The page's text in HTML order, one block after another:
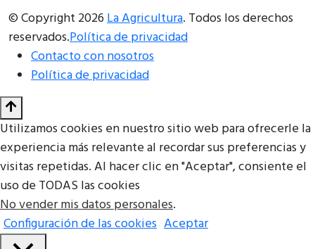
© Copyright 2026La Agricultura. Todos los derechos
reservados.Política de privacidad
Contacto con nosotros
Política de privacidad
Utilizamos cookies en nuestro sitio web para ofrecerle la
experiencia más relevante al recordar sus preferencias y
visitas repetidas. Al hacer clic en "Aceptar", consiente el
uso de TODAS las cookies
No vender mis datos personales.
Configuración de las cookies Aceptar